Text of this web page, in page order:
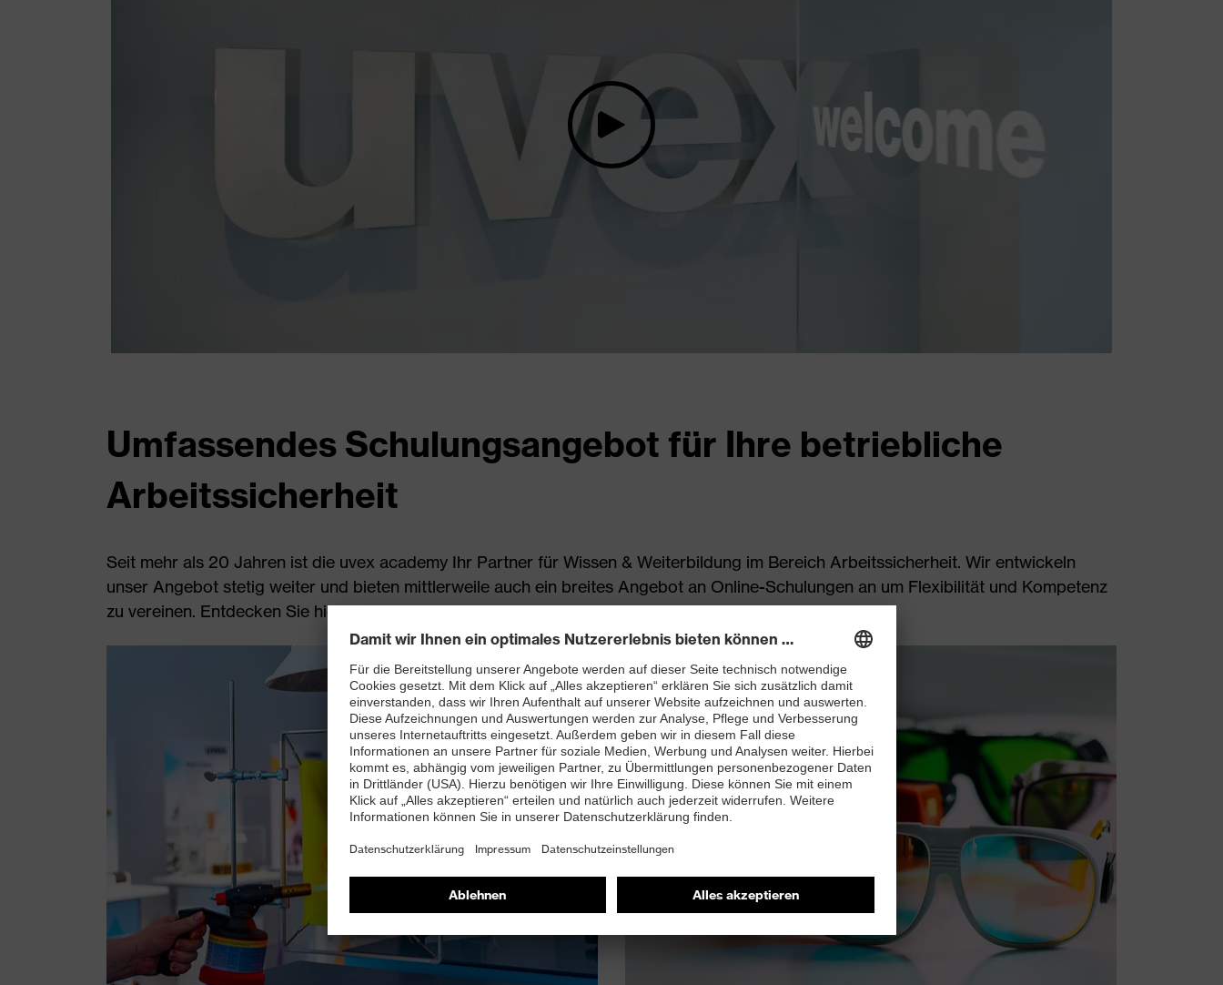
Umfassendes Schulungsangebot für Ihre betriebliche
Arbeitssicherheit
Seit mehr als 20 Jahren ist die uvex academy Ihr Partner für Wissen & Weiterbildung im Bereich Arbeitssicherheit. Wir entwickeln
unser Angebot stetig weiter und bieten mittlerweile auch ein breites Angebot an Online-Schulungen an um Flexibilität und Kompetenz
zu vereinen. Entdecken Sie hier unser vielfältiges Schulungsangebot: